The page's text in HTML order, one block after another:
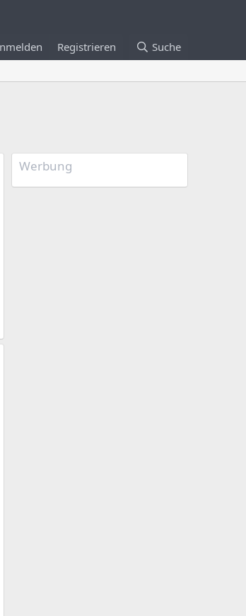
Registrieren Suche
Werbung